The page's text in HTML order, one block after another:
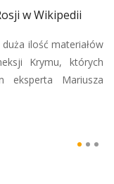
w Wikipedii
ilość materiałów
Krymu, których
eksperta Mariusza